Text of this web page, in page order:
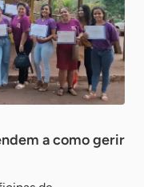
a como gerir